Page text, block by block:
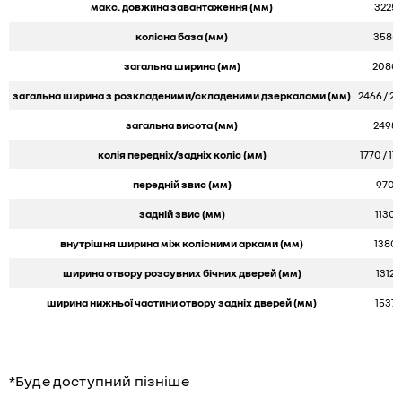
макс. довжина завантаження (мм) 3225
колісна база (мм) 3585
загальна ширина (мм) 2080
загальна ширина з розкладеними/складеними дзеркалами (мм) 2466 /
загальна висота (мм) 2498
колія передніх/задніх коліс (мм) 1770 /
передній звис (мм) 970
задній звис (мм) 1130
внутрішня ширина між колісними арками (мм) 1380
ширина отвору розсувних бічних дверей (мм) 1312
ширина нижньої частини отвору задніх дверей (мм) 1537
*Буде доступний пізніше